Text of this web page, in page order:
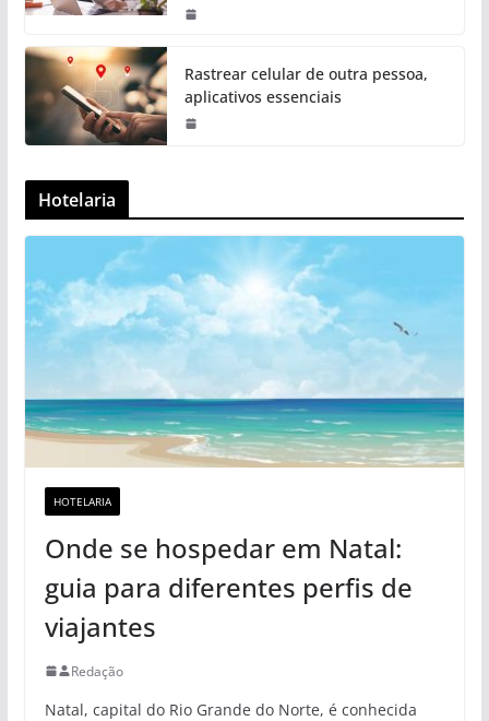
Rastrear celular de outra pessoa,
aplicativos essenciais
Hotelaria
HOTELARIA
Onde se hospedar em Natal:
guia para diferentes perfis de
viajantes
Redação
Natal, capital do Rio Grande do Norte, é conhecida